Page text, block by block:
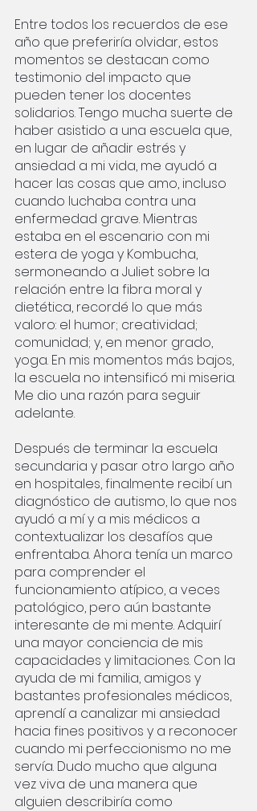
Entre todos los recuerdos de ese
año que preferiría olvidar, estos
momentos se destacan como
testimonio del impacto que
pueden tener los docentes
solidarios. Tengo mucha suerte de
haber asistido a una escuela que,
en lugar de añadir estrés y
ansiedad a mi vida, me ayudó a
hacer las cosas que amo, incluso
cuando luchaba contra una
enfermedad grave. Mientras
estaba en el escenario con mi
estera de yoga y Kombucha,
sermoneando a Juliet sobre la
relación entre la fibra moral y
dietética, recordé lo que más
valoro: el humor; creatividad;
comunidad; y, en menor grado,
yoga. En mis momentos más bajos,
la escuela no intensificó mi miseria.
Me dio una razón para seguir
adelante.
Después de terminar la escuela
secundaria y pasar otro largo año
en hospitales, finalmente recibí un
diagnóstico de autismo, lo que nos
ayudó a mí y a mis médicos a
contextualizar los desafíos que
enfrentaba. Ahora tenía un marco
para comprender el
funcionamiento atípico, a veces
patológico, pero aún bastante
interesante de mi mente. Adquirí
una mayor conciencia de mis
capacidades y limitaciones. Con la
ayuda de mi familia, amigos y
bastantes profesionales médicos,
aprendí a canalizar mi ansiedad
hacia fines positivos y a reconocer
cuando mi perfeccionismo no me
servía. Dudo mucho que alguna
vez viva de una manera que
alguien describiría como